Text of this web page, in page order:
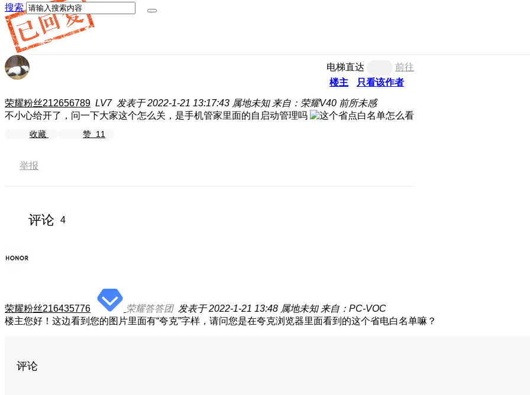
搜索
电梯直达
前往
楼主
只看该作者
荣耀粉丝212656789 LV7 发表于 2022-1-21 13:17:43 属地未知 来自：荣耀V40 前所未感
不小心给开了，问一下大家这个怎么关，是手机管家里面的自启动管理吗
收藏 赞 11
举报
评论 4
荣耀粉丝216435776 荣耀答答团 发表于 2022-1-21 13:48 属地未知 来自：PC-VOC
楼主您好！这边看到您的图片里面有“夸克”字样，请问您是在夸克浏览器里面看到的这个省电白名单嘛？
评论